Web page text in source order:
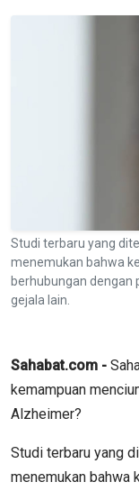
Studi terbaru yang
menemukan bahwa
berhubungan dengan
gejala lain.
Sahabat.com -
kemampuan
Alzheimer?
Studi terbaru yang
menemukan bahwa